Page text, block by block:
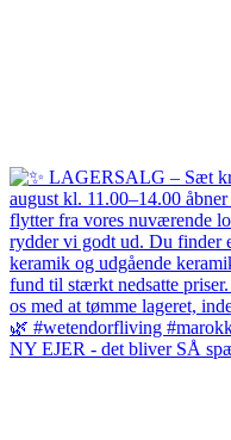
NY EJER - det bliver SÅ